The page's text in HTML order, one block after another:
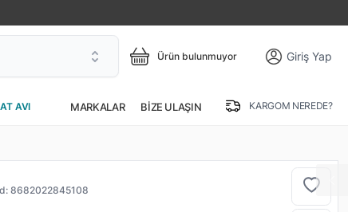
Ürün bulunmuyor Giriş Yap
AVI MARKALAR BIZE ULAŞIN KARGOM NEREDE?
8682022845108